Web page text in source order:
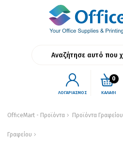
ΛΟΓΑΡΙΑΣΜΟΣ ΚΑΛΑΘΙ
0
OfficeMart - Προϊόντα Προϊόντα Γραφείου
Γραφείου